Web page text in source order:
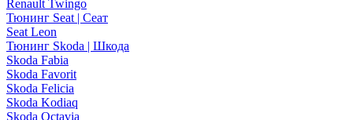
Renault Twingo
Тюнинг Seat | Сеат
Seat Leon
Тюнинг Skoda | Шкода
Skoda Fabia
Skoda Favorit
Skoda Felicia
Skoda Kodiaq
Skoda Octavia